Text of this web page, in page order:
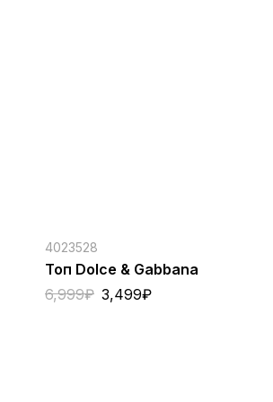
4023528
Топ Dolce & Gabbana
6,999₽ 3,499₽